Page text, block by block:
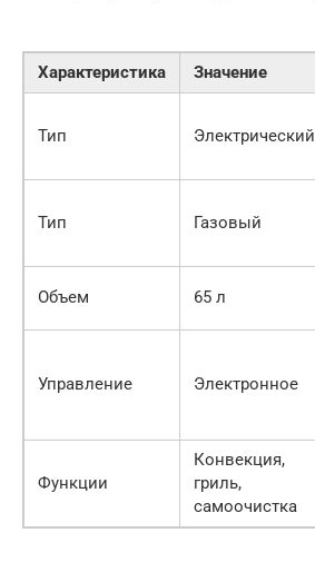
Характеристика Значение
Тип Электрический
Тип Газовый
Объем 65 л
Управление Электронное
Функции
Конвекция,
гриль,
самоочистка